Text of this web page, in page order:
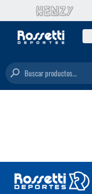
Buscar productos...